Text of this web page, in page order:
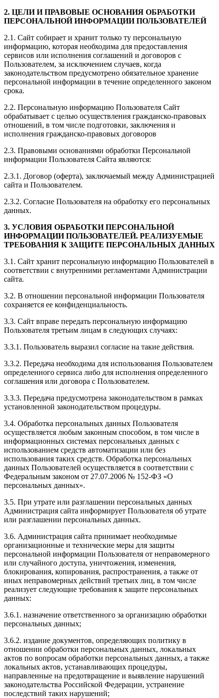
2. ЦЕЛИ И ПРАВОВЫЕ ОСНОВАНИЯ ОБРАБОТКИ
ПЕРСОНАЛЬНОЙ ИНФОРМАЦИИ ПОЛЬЗОВАТЕЛЕЙ
2.1. Сайт собирает и хранит только ту персональную
информацию, которая необходима для предоставления
сервисов или исполнения соглашений и договоров с
Пользователем, за исключением случаев, когда
законодательством предусмотрено обязательное хранение
персональной информации в течение определенного законом
срока.
2.2. Персональную информацию Пользователя Сайт
обрабатывает с целью осуществления гражданско-правовых
отношений, в том числе подготовки, заключения и
исполнения гражданско-правовых договоров
2.3. Правовыми основаниями обработки Персональной
информации Пользователя Сайта являются:
2.3.1. Договор (оферта), заключаемый между Администрацией
сайта и Пользователем.
2.3.2. Согласие Пользователя на обработку его персональных
данных.
3. УСЛОВИЯ ОБРАБОТКИ ПЕРСОНАЛЬНОЙ
ИНФОРМАЦИИ ПОЛЬЗОВАТЕЛЕЙ. РЕАЛИЗУЕМЫЕ
ТРЕБОВАНИЯ К ЗАЩИТЕ ПЕРСОНАЛЬНЫХ ДАННЫХ
3.1. Сайт хранит персональную информацию Пользователей в
соответствии с внутренними регламентами Администрации
сайта.
3.2. В отношении персональной информации Пользователя
сохраняется ее конфиденциальность.
3.3. Сайт вправе передать персональную информацию
Пользователя третьим лицам в следующих случаях:
3.3.1. Пользователь выразил согласие на такие действия.
3.3.2. Передача необходима для использования Пользователем
определенного сервиса либо для исполнения определенного
соглашения или договора с Пользователем.
3.3.3. Передача предусмотрена законодательством в рамках
установленной законодательством процедуры.
3.4. Обработка персональных данных Пользователя
осуществляется любым законным способом, в том числе в
информационных системах персональных данных с
использованием средств автоматизации или без
использования таких средств. Обработка персональных
данных Пользователей осуществляется в соответствии с
Федеральным законом от 27.07.2006 № 152-ФЗ «О
персональных данных».
3.5. При утрате или разглашении персональных данных
Администрация сайта информирует Пользователя об утрате
или разглашении персональных данных.
3.6. Администрация сайта принимает необходимые
организационные и технические меры для защиты
персональной информации Пользователя от неправомерного
или случайного доступа, уничтожения, изменения,
блокирования, копирования, распространения, а также от
иных неправомерных действий третьих лиц, в том числе
реализует следующие требования к защите персональных
данных:
3.6.1. назначение ответственного за организацию обработки
персональных данных;
3.6.2. издание документов, определяющих политику в
отношении обработки персональных данных, локальных
актов по вопросам обработки персональных данных, а также
локальных актов, устанавливающих процедуры,
направленные на предотвращение и выявление нарушений
законодательства Российской Федерации, устранение
последствий таких нарушений;